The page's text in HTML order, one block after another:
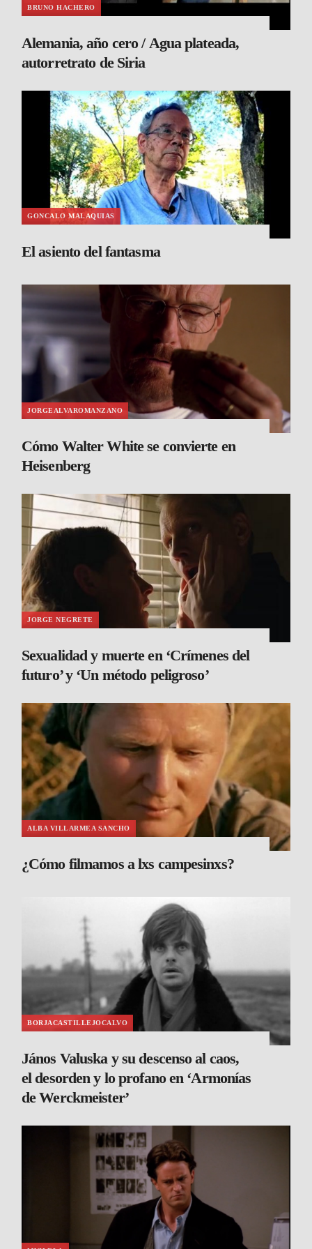
BRUNO HACHERO
Alemania, año cero / Agua plateada,
autorretrato de Siria
GONCALO MALAQUIAS
El asiento del fantasma
JORGEALVAROMANZANO
Cómo Walter White se convierte en
Heisenberg
JORGE NEGRETE
Sexualidad y muerte en ‘Crímenes del
futuro’ y ‘Un método peligroso’
ALBA VILLARMEA SANCHO
¿Cómo filmamos a lxs campesinxs?
BORJACASTILLEJOCALVO
János Valuska y su descenso al caos,
el desorden y lo profano en ‘Armonías
de Werckmeister’